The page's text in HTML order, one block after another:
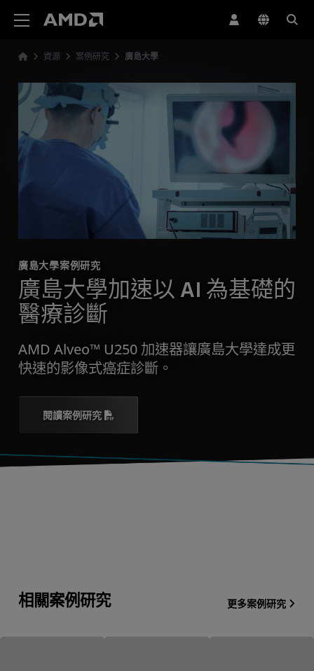
資源 案例研究 廣島大學
廣島大學案例研究
廣島大學加速以 AI 為基礎的
醫療診斷
AMD Alveo™ U250 加速器讓廣島大學達成更
快速的影像式癌症診斷。
閱讀案例研究
相關案例研究 更多案例研究